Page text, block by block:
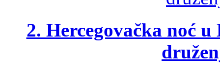
2. Hercegovačka noć